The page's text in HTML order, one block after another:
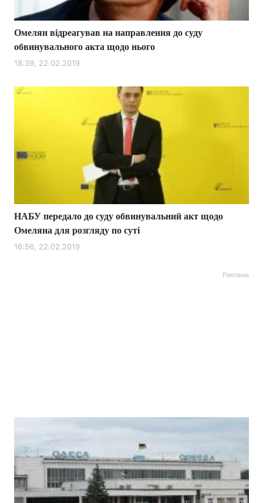
Омелян відреагував на направлення до суду
обвинувального акта щодо нього
18:39, 22.02.2019
НАБУ передало до суду обвинувальний акт щодо
Омеляна для розгляду по суті
16:56, 22.02.2019
Реклама